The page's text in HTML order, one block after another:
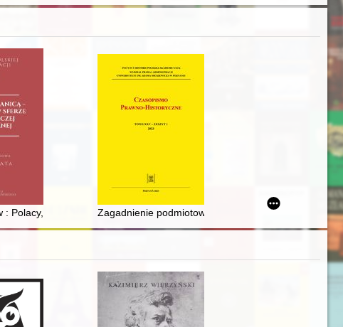
Schillera. R. 72, z. 1 (2023)
: Polacy, którzy zmieniają przestrzeń wirtualną
Zagadnienie podmiotowości prawnej prebendy w